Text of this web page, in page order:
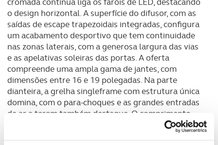
o design horizontal. A superfície do difusor, com as
saídas de escape trapezoidais integradas, configura
um acabamento desportivo que tem continuidade
nas zonas laterais, com a generosa largura das vias
e as apelativas soleiras das portas. A oferta
compreende uma ampla gama de jantes, com
dimensões entre 16 e 19 polegadas. Na parte
dianteira, a grelha singleframe com estrutura única
domina, com o para-choques e as grandes entradas
de ar a terem também destaque. O comprimento
total é de 4,762 metros, a largura de 1,847 metros e
a altura de 1,431 metros, enquanto a distância